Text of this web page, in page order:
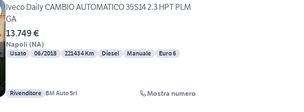
Iveco Daily CAMBIO AUTOMATICO 35S14 2.3 HPT PLM
GA
13.749 €
Napoli (NA)
Usato 06/2018 221434 Km Diesel Manuale Euro 6
Rivenditore BM Auto Srl Mostra numero